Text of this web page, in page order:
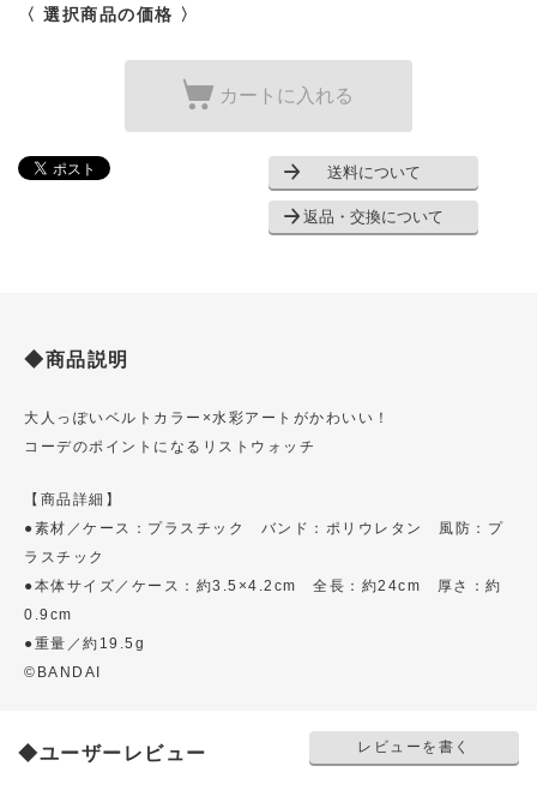
〈 選択商品の価格 〉
カートに入れる
送料について
返品・交換について
◆商品説明
大人っぽいベルトカラー×水彩アートがかわいい！
コーデのポイントになるリストウォッチ
【商品詳細】
●素材／ケース：プラスチック バンド：ポリウレタン 風防：プ
ラスチック
●本体サイズ／ケース：約3.5×4.2cm 全長：約24cm 厚さ：約
0.9cm
●重量／約19.5g
©BANDAI
◆ユーザーレビュー レビューを書く